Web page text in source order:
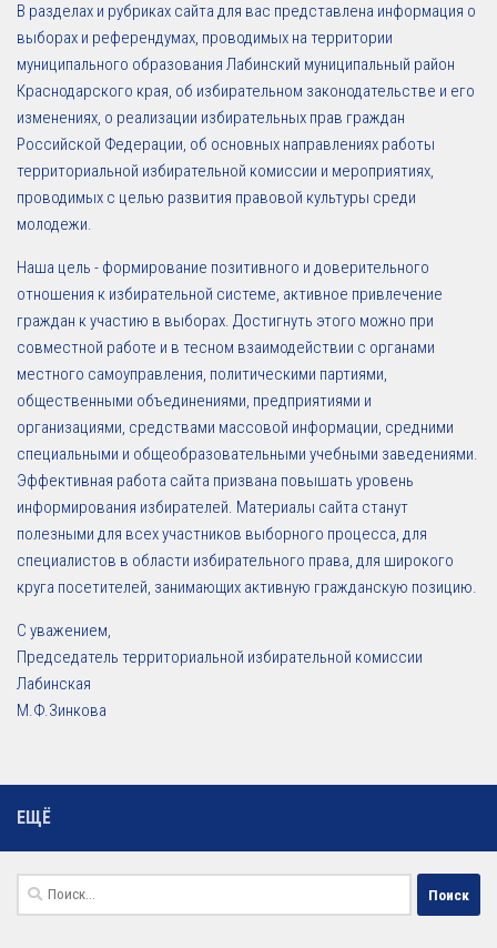
В разделах и рубриках сайта для вас представлена информация о
выборах и референдумах, проводимых на территории
муниципального образования Лабинский муниципальный район
Краснодарского края, об избирательном законодательстве и его
изменениях, о реализации избирательных прав граждан
Российской Федерации, об основных направлениях работы
территориальной избирательной комиссии и мероприятиях,
проводимых с целью развития правовой культуры среди
молодежи.
Наша цель - формирование позитивного и доверительного
отношения к избирательной системе, активное привлечение
граждан к участию в выборах. Достигнуть этого можно при
совместной работе и в тесном взаимодействии с органами
местного самоуправления, политическими партиями,
общественными объединениями, предприятиями и
организациями, средствами массовой информации, средними
специальными и общеобразовательными учебными заведениями.
Эффективная работа сайта призвана повышать уровень
информирования избирателей. Материалы сайта станут
полезными для всех участников выборного процесса, для
специалистов в области избирательного права, для широкого
круга посетителей, занимающих активную гражданскую позицию.
С уважением,
Председатель территориальной избирательной комиссии
Лабинская
М.Ф.Зинкова
ЕЩЁ
Найти: